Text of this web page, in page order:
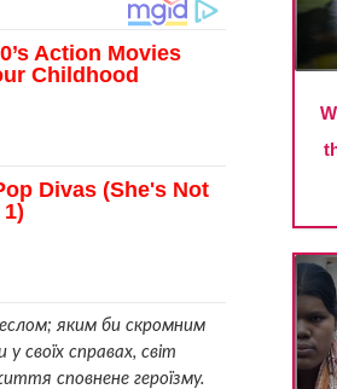
яким би скромним
своїх справах, світ
сповнене героїзму.